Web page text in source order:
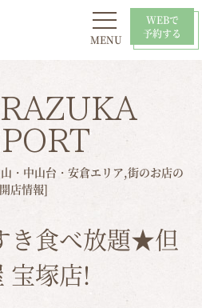
MENU
WEBで
予約する
・中山台・安倉エリア,街のお店の
開店情報]
き食べ放題★但
宝塚店!